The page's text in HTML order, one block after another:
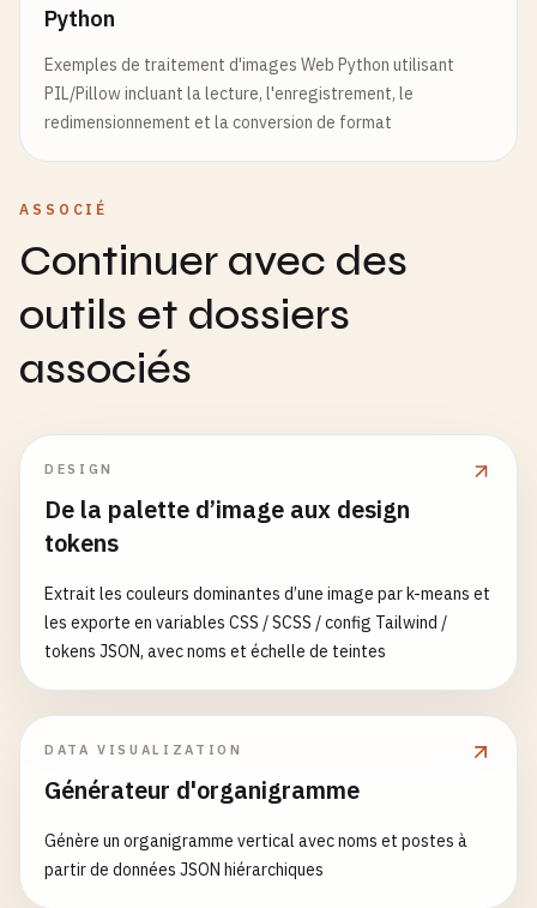
Python
Exemples de traitement d'images Web Python utilisant
PIL/Pillow incluant la lecture, l'enregistrement, le
redimensionnement et la conversion de format
ASSOCIÉ
Continuer avec des
outils et dossiers
associés
DESIGN
De la palette d’image aux design
tokens
Extrait les couleurs dominantes d’une image par k-means et
les exporte en variables CSS / SCSS / config Tailwind /
tokens JSON, avec noms et échelle de teintes
DATA VISUALIZATION
Générateur d'organigramme
Génère un organigramme vertical avec noms et postes à
partir de données JSON hiérarchiques